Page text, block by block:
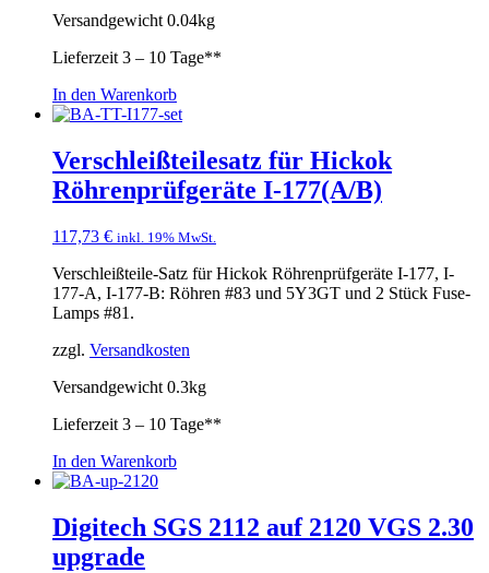
Versandgewicht 0.04kg
Lieferzeit3 – 10 Tage**
In den Warenkorb
Verschleißteilesatz für Hickok
Röhrenprüfgeräte I-177(A/B)
117,73 € inkl. 19% MwSt.
Verschleißteile-Satz für Hickok Röhrenprüfgeräte I-177, I-
177-A, I-177-B: Röhren #83 und 5Y3GT und 2 Stück Fuse-
Lamps #81.
zzgl. Versandkosten
Versandgewicht 0.3kg
Lieferzeit 3 – 10 Tage**
In den Warenkorb
Digitech SGS 2112 auf 2120 VGS 2.30
upgrade